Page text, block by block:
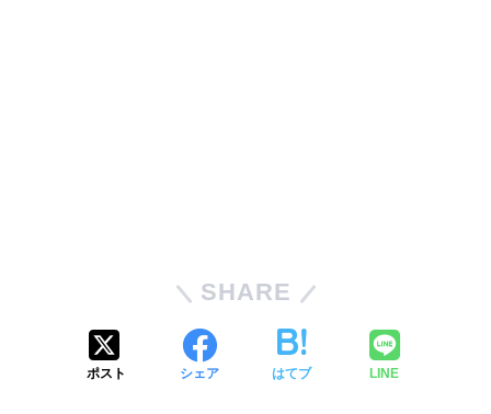
SHARE
ポスト シェア はてブ LINE